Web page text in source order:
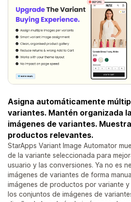
Asigna automáticamente
variantes. Mantén organizada
imágenes de variantes.
productos relevantes.
StarApps Variant Image Automator
de la variante seleccionada para
usuario y las conversiones. Ya no es
imágenes de variantes de forma
imágenes de productos por variante
los conjuntos de imágenes de